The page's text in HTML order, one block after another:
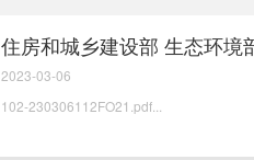
住房和城乡建设部 生态环境
102-230306112FO21.pdf...
2023-03-06